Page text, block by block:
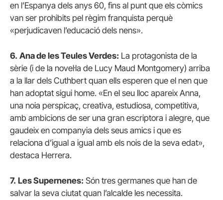
en l’Espanya dels anys 60, fins al punt que els còmics
van ser prohibits pel règim franquista perquè
«perjudicaven l’educació dels nens».
6. Ana de les Teules Verdes: La protagonista de la
sèrie (i de la novel·la de Lucy Maud Montgomery) arriba
a la llar dels Cuthbert quan ells esperen que el nen que
han adoptat sigui home. «En el seu lloc apareix Anna,
una noia perspicaç, creativa, estudiosa, competitiva,
amb ambicions de ser una gran escriptora i alegre, que
gaudeix en companyia dels seus amics i que es
relaciona d’igual a igual amb els nois de la seva edat»,
destaca Herrera.
7. Les Supernenes: Són tres germanes que han de
salvar la seva ciutat quan l’alcalde les necessita.